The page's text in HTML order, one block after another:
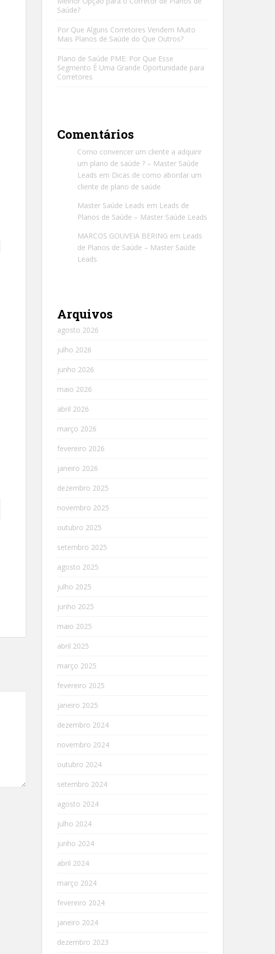
Saúde?
Por Que Alguns Corretores Vendem Muito
Mais Planos de Saúde do Que Outros?
Plano de Saúde PME: Por Que Esse
Segmento É Uma Grande Oportunidade para
Corretores
Comentários
Como convencer um cliente a adquirir
um plano de saúde ? – Master Saúde
Leads em Dicas de como abordar um
cliente de plano de saúde
Master Saúde Leads em Leads de
Planos de Saúde – Master Saúde Leads
MARCOS GOUVEIA BERING em Leads
de Planos de Saúde – Master Saúde
Leads
Arquivos
agosto 2026
julho 2026
junho 2026
maio 2026
abril 2026
março 2026
fevereiro 2026
janeiro 2026
dezembro 2025
novembro 2025
outubro 2025
setembro 2025
agosto 2025
julho 2025
junho 2025
maio 2025
abril 2025
março 2025
fevereiro 2025
janeiro 2025
dezembro 2024
novembro 2024
outubro 2024
setembro 2024
agosto 2024
julho 2024
junho 2024
abril 2024
março 2024
fevereiro 2024
janeiro 2024
dezembro 2023